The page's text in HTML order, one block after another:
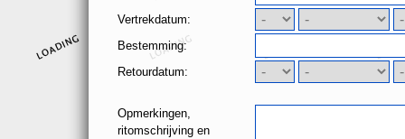
Vertrekdatum:
Bestemming:
Retourdatum:
Opmerkingen,
ritomschrijving en